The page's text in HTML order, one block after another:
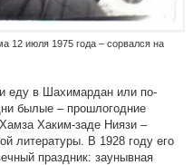
12 июля 1975 года – сорвался на
еду в Шахимардан или по-
былые – прошлогодние
Хаким-заде Ниязи –
литературы. В 1928 году его
праздник: заунывная